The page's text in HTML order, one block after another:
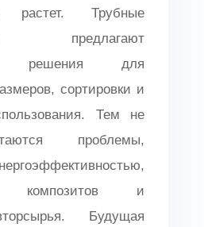
растет. Трубные
предлагают
решения для
сортировки и
Тем не
проблемы,
композитов и
Будущая